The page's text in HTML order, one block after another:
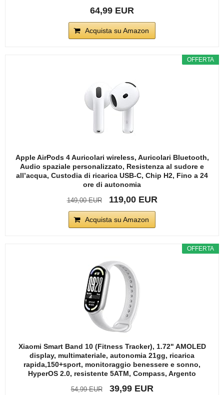
64,99 EUR
Acquista su Amazon
OFFERTA
Apple AirPods 4 Auricolari wireless, Auricolari Bluetooth,
Audio spaziale personalizzato, Resistenza al sudore e
all’acqua, Custodia di ricarica USB-C, Chip H2, Fino a 24
ore di autonomia
149,00 EUR 119,00 EUR
Acquista su Amazon
OFFERTA
Xiaomi Smart Band 10 (Fitness Tracker), 1.72" AMOLED
display, multimateriale, autonomia 21gg, ricarica
rapida,150+sport, monitoraggio benessere e sonno,
HyperOS 2.0, resistente 5ATM, Compass, Argento
54,99 EUR 39,99 EUR